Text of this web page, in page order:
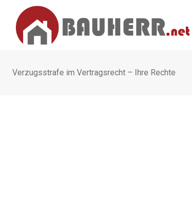
content
Verzugsstrafe im Vertragsrecht – Ihre Rechte